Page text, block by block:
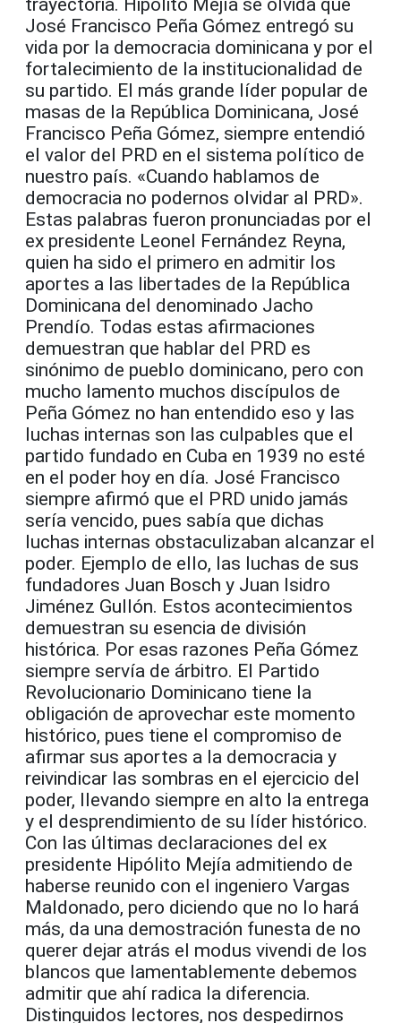
trayectoria. Hipólito Mejía se olvida que
José Francisco Peña Gómez entregó su
vida por la democracia dominicana y por el
fortalecimiento de la institucionalidad de
su partido. El más grande líder popular de
masas de la República Dominicana, José
Francisco Peña Gómez, siempre entendió
el valor del PRD en el sistema político de
nuestro país. «Cuando hablamos de
democracia no podernos olvidar al PRD».
Estas palabras fueron pronunciadas por el
ex presidente Leonel Fernández Reyna,
quien ha sido el primero en admitir los
aportes a las libertades de la República
Dominicana del denominado Jacho
Prendío. Todas estas afirmaciones
demuestran que hablar del PRD es
sinónimo de pueblo dominicano, pero con
mucho lamento muchos discípulos de
Peña Gómez no han entendido eso y las
luchas internas son las culpables que el
partido fundado en Cuba en 1939 no esté
en el poder hoy en día. José Francisco
siempre afirmó que el PRD unido jamás
sería vencido, pues sabía que dichas
luchas internas obstaculizaban alcanzar el
poder. Ejemplo de ello, las luchas de sus
fundadores Juan Bosch y Juan Isidro
Jiménez Gullón. Estos acontecimientos
demuestran su esencia de división
histórica. Por esas razones Peña Gómez
siempre servía de árbitro. El Partido
Revolucionario Dominicano tiene la
obligación de aprovechar este momento
histórico, pues tiene el compromiso de
afirmar sus aportes a la democracia y
reivindicar las sombras en el ejercicio del
poder, llevando siempre en alto la entrega
y el desprendimiento de su líder histórico.
Con las últimas declaraciones del ex
presidente Hipólito Mejía admitiendo de
haberse reunido con el ingeniero Vargas
Maldonado, pero diciendo que no lo hará
más, da una demostración funesta de no
querer dejar atrás el modus vivendi de los
blancos que lamentablemente debemos
admitir que ahí radica la diferencia.
Distinguidos lectores, nos despedirnos